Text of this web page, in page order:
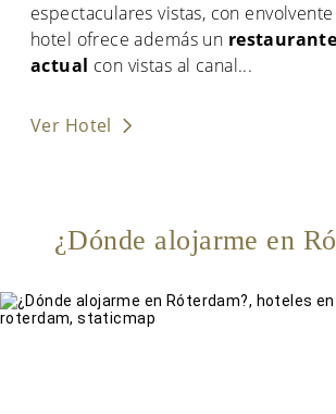
espectaculares vistas, con
hotel ofrece además un
actual con vistas al canal...
Ver Hotel
¿Dónde alojarme en